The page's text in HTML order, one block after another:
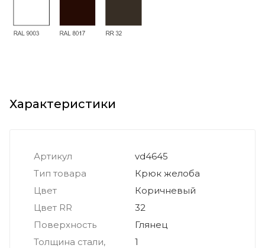
Характеристики
Артикул
vd4645
Тип товара
Крюк желоба
Цвет
Коричневый
Цвет RR
32
Поверхность
Глянец
Толщина стали,
1